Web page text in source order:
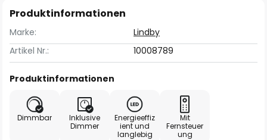
Produktinformationen
Marke:
Lindby
Artikel Nr.:
10008789
Produktinformationen
Dimmbar
Inklusive
Dimmer
Energieeffiz
ient und
langlebig
Mit
Fernsteuer
ung